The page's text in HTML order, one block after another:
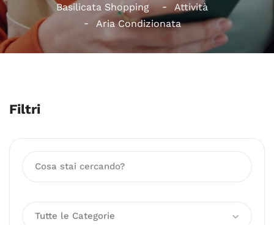
Basilicata Shopping
Attività
Aria Condizionata
Filtri
Tutte le Categorie